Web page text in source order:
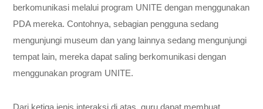
berkomunikasi melalui program UNITE dengan menggunakan
PDA mereka. Contohnya, sebagian pengguna sedang
mengunjungi museum dan yang lainnya sedang mengunjungi
tempat lain, mereka dapat saling berkomunikasi dengan
menggunakan program UNITE.